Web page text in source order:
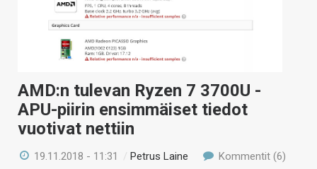
VAIHDA TEEMA
HAKU
AMD:n tulevan Ryzen 7 3700U -
APU-piirin ensimmäiset tiedot
vuotivat nettiin
19.11.2018 - 11:31 /Petrus Laine Kommentit (6)